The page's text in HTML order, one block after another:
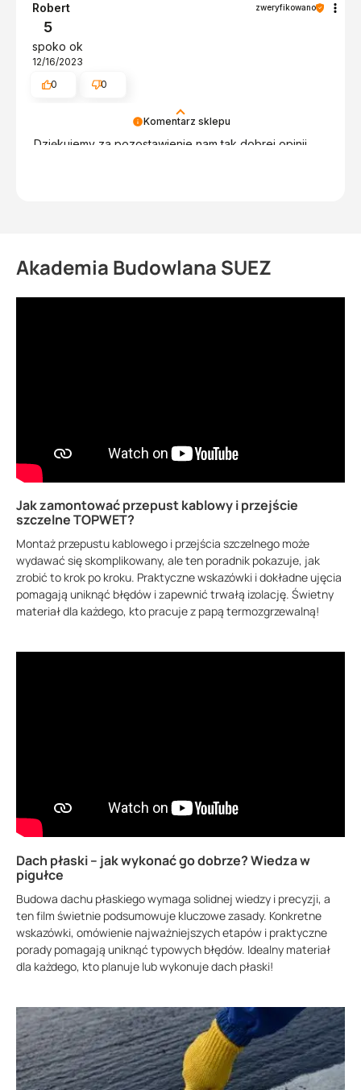
Komentarz sklepu
Dziękujemy za pozostawienie nam tak dobrej opinii.
Robert zweryfikowano
5
spoko ok
12/16/2023
0
0
Akademia Budowlana SUEZ
Jak zamontować przepust kablowy i przejście
szczelne TOPWET?
Montaż przepustu kablowego i przejścia szczelnego może
wydawać się skomplikowany, ale ten poradnik pokazuje, jak
zrobić to krok po kroku. Praktyczne wskazówki i dokładne ujęcia
pomagają uniknąć błędów i zapewnić trwałą izolację. Świetny
materiał dla każdego, kto pracuje z papą termozgrzewalną!
Dach płaski – jak wykonać go dobrze? Wiedza w
pigułce
Budowa dachu płaskiego wymaga solidnej wiedzy i precyzji, a
ten film świetnie podsumowuje kluczowe zasady. Konkretne
wskazówki, omówienie najważniejszych etapów i praktyczne
porady pomagają uniknąć typowych błędów. Idealny materiał
dla każdego, kto planuje lub wykonuje dach płaski!